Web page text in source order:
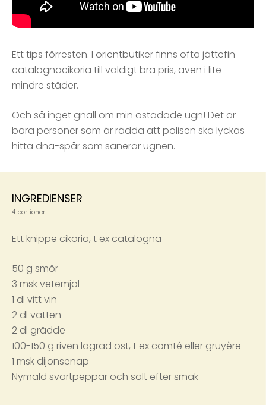
Ett tips förresten. I orientbutiker finns ofta jättefin
catalognacikoria till väldigt bra pris, även i lite
mindre städer.
Och så inget gnäll om min ostädade ugn! Det är
bara personer som är rädda att polisen ska lyckas
hitta dna-spår som sanerar ugnen.
INGREDIENSER
4 portioner
Ett knippe cikoria, t ex catalogna
50 g smör
3 msk vetemjöl
1 dl vitt vin
2 dl vatten
2 dl grädde
100-150 g riven lagrad ost, t ex comté eller gruyère
1 msk dijonsenap
Nymald svartpeppar och salt efter smak